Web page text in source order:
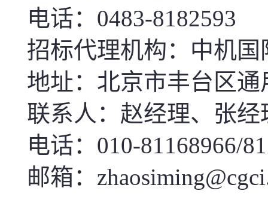
电话：0483-8182593
招标代理机构：中机
地址：北京市丰台区
联系人：赵经理、张经
电话：010-81168966/
邮箱：